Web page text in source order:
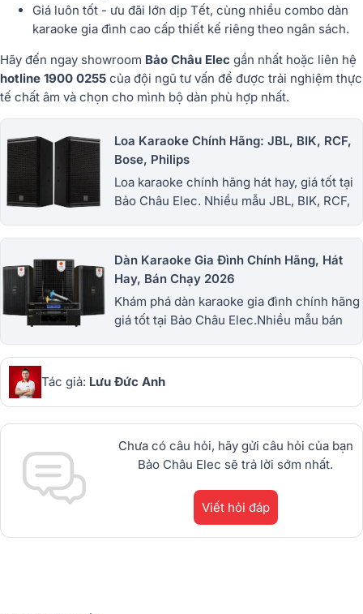
Giá luôn tốt - ưu đãi lớn dịp Tết, cùng nhiều combo dàn
karaoke gia đình cao cấp thiết kế riêng theo ngân sách.
Hãy đến ngay showroom Bảo Châu Elec gần nhất hoặc liên hệ
hotline 1900 0255 của đội ngũ tư vấn để được trải nghiệm thực
tế chất âm và chọn cho mình bộ dàn phù hợp nhất.
Loa Karaoke Chính Hãng: JBL, BIK, RCF,
Bose, Philips
Loa karaoke chính hãng hát hay, giá tốt tại
Bảo Châu Elec. Nhiều mẫu JBL, BIK, RCF,
kinh doanh. 1900.0255
Dàn Karaoke Gia Đình Chính Hãng, Hát
Hay, Bán Chạy 2026
Khám phá dàn karaoke gia đình chính hãng
giá tốt tại Bảo Châu Elec.Nhiều mẫu bán
dBTechnologies, Philips Cao
Cấp.1900.0255
Tác giả: Lưu Đức Anh
Chưa có câu hỏi, hãy gửi câu hỏi của bạn
Bảo Châu Elec sẽ trả lời sớm nhất.
Viết hỏi đáp